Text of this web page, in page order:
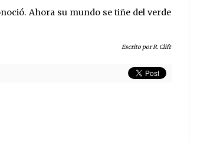
Ahora su mundo se tiñe del verde
Escrito por R. Clift